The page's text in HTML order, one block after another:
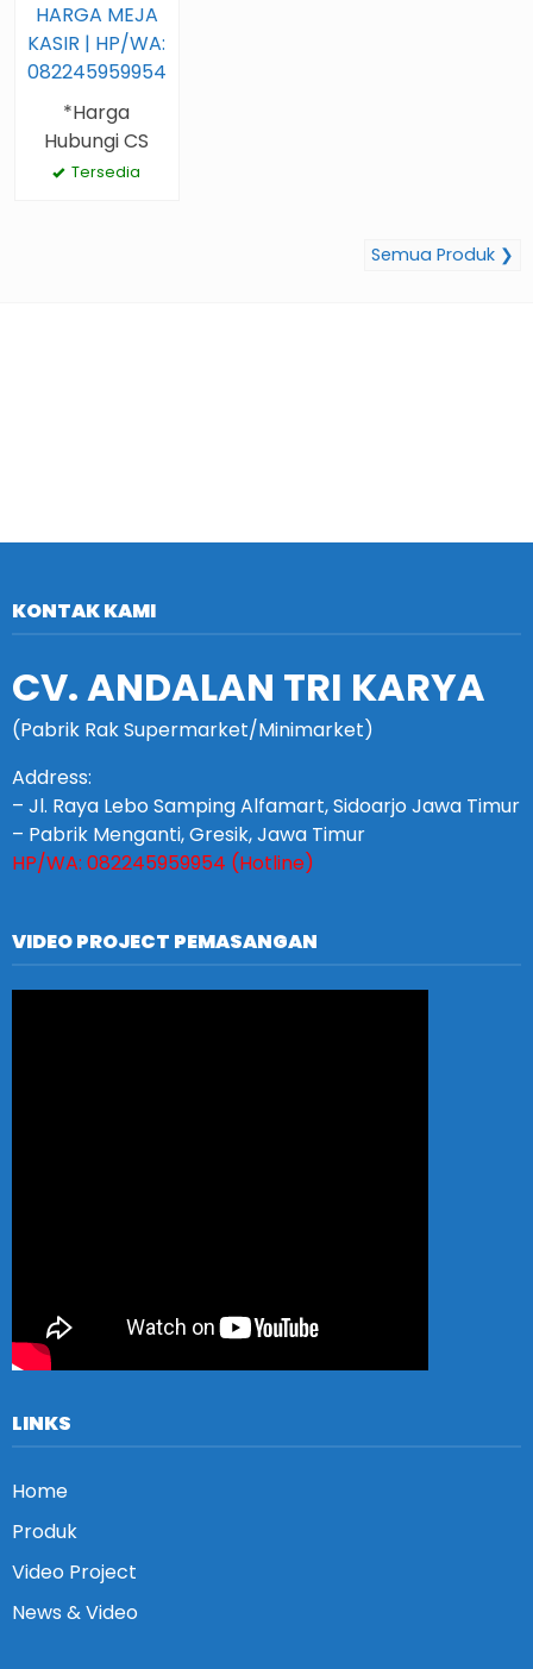
HARGA MEJA
KASIR | HP/WA:
082245959954
*Harga
Hubungi CS
Tersedia
Semua Produk ❯
KONTAK KAMI
CV. ANDALAN TRI KARYA
(Pabrik Rak Supermarket/Minimarket)
Address:
– Jl. Raya Lebo Samping Alfamart, Sidoarjo Jawa Timur
– Pabrik Menganti, Gresik, Jawa Timur
HP/WA: 082245959954 (Hotline)
VIDEO PROJECT PEMASANGAN
LINKS
Home
Produk
Video Project
News & Video